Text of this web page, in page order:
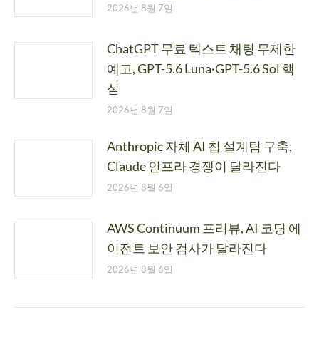
2026년 8월 7일
ChatGPT 무료 텍스트 채팅 무제한
예고, GPT-5.6 Luna·GPT-5.6 Sol 핵
심
2026년 8월 7일
Anthropic 자체 AI 칩 설계팀 구축,
Claude 인프라 경쟁이 달라진다
2026년 8월 6일
AWS Continuum 프리뷰, AI 코딩 에
이전트 보안 검사가 달라진다
2026년 8월 6일